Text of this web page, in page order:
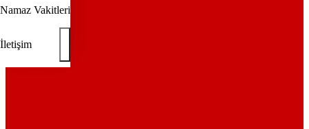
Namaz Vakitleri
İletişim
REKLAM